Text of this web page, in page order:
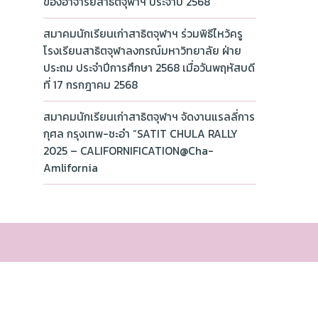
สมาคมนักเรียนเก่าสาธิตจุฬาฯ ร่วมพิธีไหว้ครู
โรงเรียนสาธิตจุฬาลงกรณ์มหาวิทยาลัย ฝ่าย
ประถม ประจำปีการศึกษา 2568 เมื่อวันพฤหัสบดี
ที่ 17 กรกฎาคม 2568
สมาคมนักเรียนเก่าสาธิตจุฬาฯ จัดงานแรลลี่การ
กุศล กรุงเทพ-ชะอำ “SATIT CHULA RALLY
2025 – CALIFORNIFICATION@Cha-
Amlifornia